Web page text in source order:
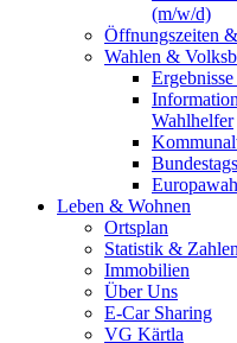
(m/w/d)
Öffnungszeiten
Wahlen &
Wahlhelfer
Leben & Wohnen
Ortsplan
Statistik & Zahlen
Immobilien
Über Uns
E-Car Sharing
VG Kärtla